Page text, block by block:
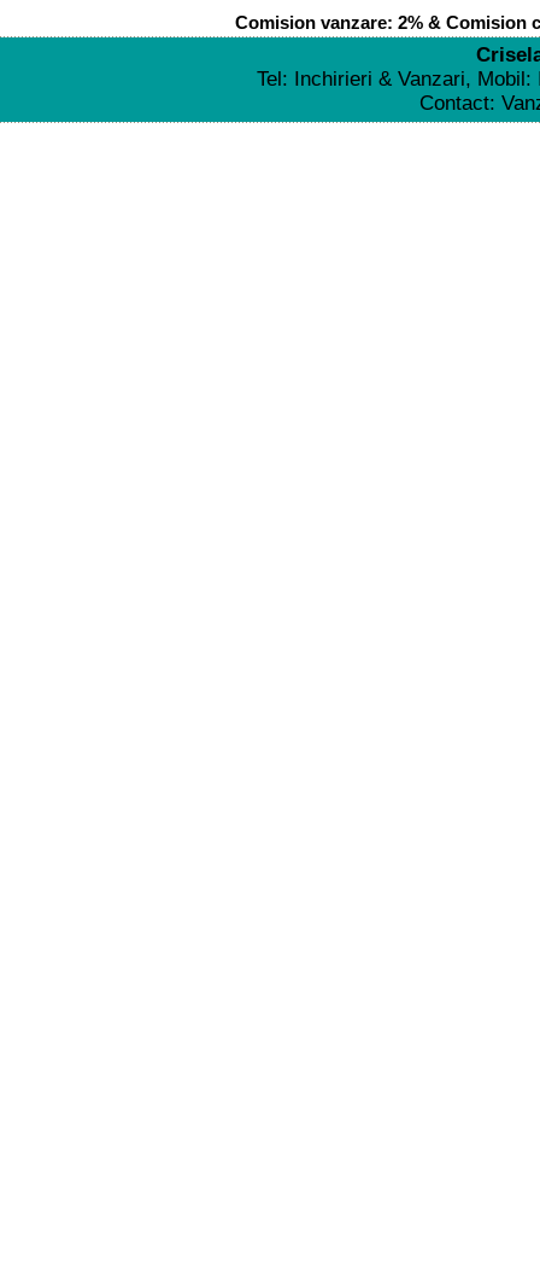
Comision vanzare: 2% & Comision
Tel: Inchirieri & Vanzari,
Contact: